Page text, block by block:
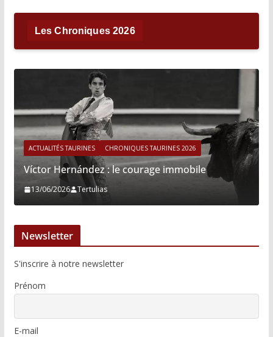
Les Chroniques 2026
ACTUALITÉS TAURINES CHRONIQUES TAURINES 2026
Víctor Hernández : le courage immobile
13/06/2026 Tertulias
Newsletter
S'inscrire à notre newsletter
Prénom
E-mail